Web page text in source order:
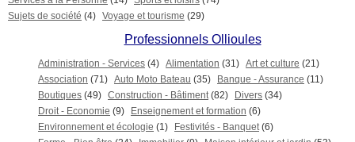
Sujets de société (4) Voyage et tourisme (29)
Professionnels Ollioules
Administration - Services (4) Alimentation (31) Art et culture (21)
Association (71) Auto Moto Bateau (35) Banque - Assurance (11)
Boutiques (49) Construction - Bâtiment (82) Divers (34)
Droit - Economie (9) Enseignement et formation (6)
Environnement et écologie (1) Festivités - Banquet (6)